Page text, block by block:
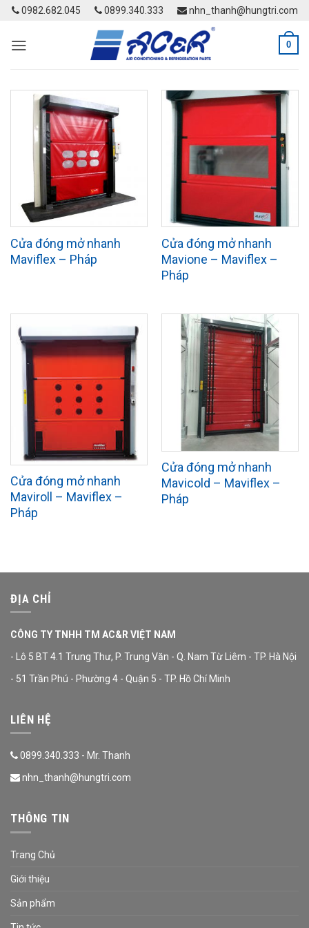
Skip
content
0982.682.045 0899.340.333 nhn_thanh@hungtri.com
0
Cửa đóng mở nhanh
Maviflex – Pháp
Cửa đóng mở nhanh
Mavione – Maviflex –
Pháp
Cửa đóng mở nhanh
Maviroll – Maviflex –
Pháp
Cửa đóng mở nhanh
Mavicold – Maviflex –
Pháp
ĐỊA CHỈ
CÔNG TY TNHH TM AC&R VIỆT NAM
- Lô 5 BT 4.1 Trung Thư, P. Trung Văn - Q. Nam Từ Liêm - TP. Hà Nội
- 51 Trần Phú - Phường 4 - Quận 5 - TP. Hồ Chí Minh
LIÊN HỆ
0899.340.333 - Mr. Thanh
nhn_thanh@hungtri.com
THÔNG TIN
Trang Chủ
Giới thiệu
Sản phẩm